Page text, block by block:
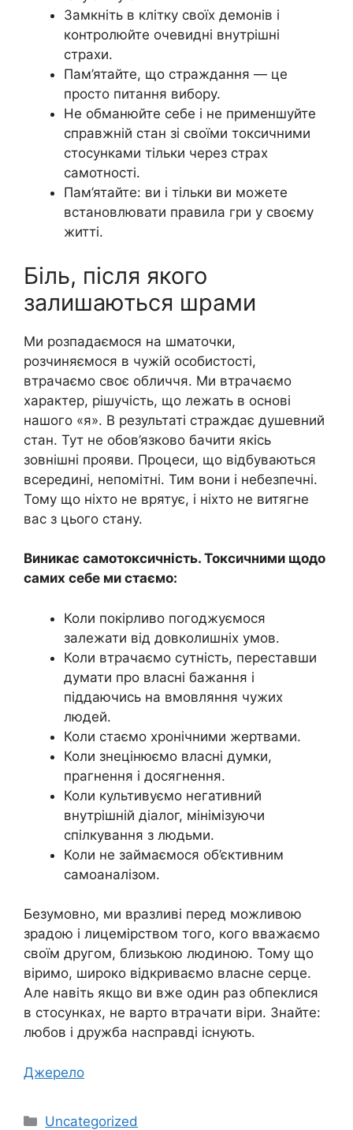
Замкніть в клітку своїх демонів і
контролюйте очевидні внутрішні
страхи.
Пам’ятайте, що страждання — це
просто питання вибору.
Не обманюйте себе і не применшуйте
справжній стан зі своїми токсичними
стосунками тільки через страх
самотності.
Пам’ятайте: ви і тільки ви можете
встановлювати правила гри у своєму
житті.
Біль, після якого
залишаються шрами
Ми розпадаємося на шматочки,
розчиняємося в чужій особистості,
втрачаємо своє обличчя. Ми втрачаємо
характер, рішучість, що лежать в основі
нашого «я». В результаті страждає душевний
стан. Тут не обов’язково бачити якісь
зовнішні прояви. Процеси, що відбуваються
всередині, непомітні. Тим вони і небезпечні.
Тому що ніхто не врятує, і ніхто не витягне
вас з цього стану.
Виникає самотоксичність. Токсичними щодо
самих себе ми стаємо:
Коли покірливо погоджуємося
залежати від довколишніх умов.
Коли втрачаємо сутність, переставши
думати про власні бажання і
піддаючись на вмовляння чужих
людей.
Коли стаємо хронічними жертвами.
Коли знецінюємо власні думки,
прагнення і досягнення.
Коли культивуємо негативний
внутрішній діалог, мінімізуючи
спілкування з людьми.
Коли не займаємося об’єктивним
самоаналізом.
Безумовно, ми вразливі перед можливою
зрадою і лицемірством того, кого вважаємо
своїм другом, близькою людиною. Тому що
віримо, широко відкриваємо власне серце.
Але навіть якщо ви вже один раз обпеклися
в стосунках, не варто втрачати віри. Знайте:
любов і дружба насправді існують.
Джерело
Категорії
Uncategorized